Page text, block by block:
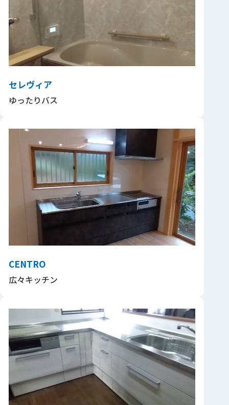
セレヴィア
ゆったりバス
CENTRO
広々キッチン